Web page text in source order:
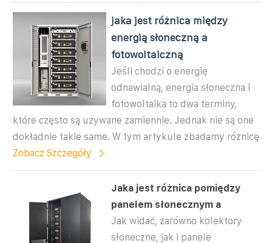
jaka jest różnica między
energią słoneczną a
fotowoltaiczną
Jeśli chodzi o energię
odnawialną, energia słoneczna i
fotowoltaika to dwa terminy,
które często są używane zamiennie. Jednak nie są one
dokładnie takie same. W tym artykule zbadamy różnicę
Zobacz Szczegóły
Jaka jest różnica pomiędzy
panelem słonecznym a
Jak widać, zarówno kolektory
słoneczne, jak i panele